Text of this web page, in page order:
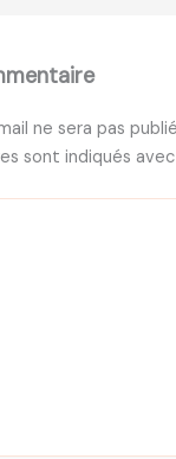
ne sera pas
sont indiqués avec